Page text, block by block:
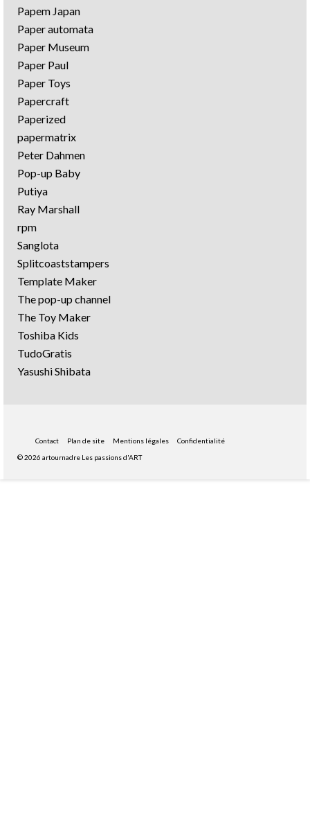
Papem Japan
Paper automata
Paper Museum
Paper Paul
Paper Toys
Papercraft
Paperized
papermatrix
Peter Dahmen
Pop-up Baby
Putiya
Ray Marshall
rpm
Sanglota
Splitcoaststampers
Template Maker
The pop-up channel
The Toy Maker
Toshiba Kids
TudoGratis
Yasushi Shibata
Contact Plan de site Mentions légales
Confidentialité
© 2026 artournadre Les passions d'ART